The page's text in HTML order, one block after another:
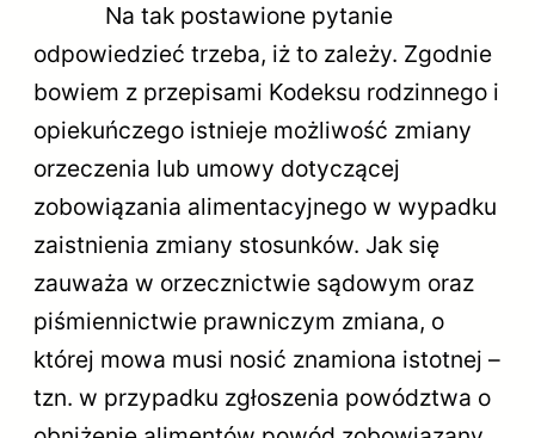
Na tak postawione pytanie
odpowiedzieć trzeba, iż to zależy. Zgodnie
bowiem z przepisami Kodeksu rodzinnego i
opiekuńczego istnieje możliwość zmiany
orzeczenia lub umowy dotyczącej
zobowiązania alimentacyjnego w wypadku
zaistnienia zmiany stosunków. Jak się
zauważa w orzecznictwie sądowym oraz
piśmiennictwie prawniczym zmiana, o
której mowa musi nosić znamiona istotnej –
tzn. w przypadku zgłoszenia powództwa o